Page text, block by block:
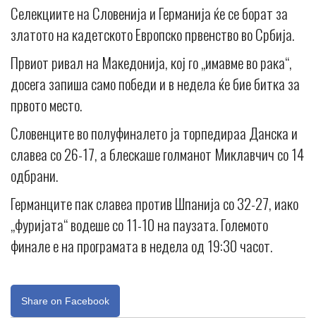
Селекциите на Словенија и Германија ќе се борат за
златото на кадетското Европско првенство во Србија.
Првиот ривал на Македонија, кој го „имавме во рака“,
досега запиша само победи и в недела ќе бие битка за
првото место.
Словенците во полуфиналето ја торпедираа Данска и
славеа со 26-17, а блескаше голманот Миклавчич со 14
одбрани.
Германците пак славеа против Шпанија со 32-27, иако
„фуријата“ водеше со 11-10 на паузата. Големото
финале е на програмата в недела од 19:30 часот.
Share on Facebook